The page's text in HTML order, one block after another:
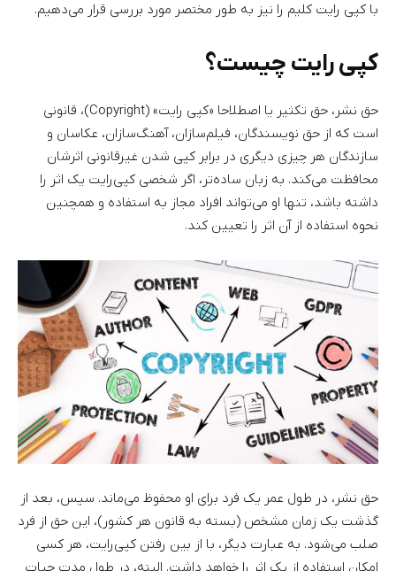
با کپی رایت کلیم را نیز به طور مختصر مورد بررسی قرار می‌دهیم.
کپی رایت چیست؟
حق نشر، حق تکثیر یا اصطلاحا «کپی رایت» (Copyright)، قانونی
است که از حق نویسندگان، فیلم‌سازان، آهنگ‌سازان، عکاسان و
سازندگان هر چیزی دیگری در برابر کپی شدن غیرقانونی اثرشان
محافظت می‌کند. به زبان ساده‌تر، اگر شخصی کپی‌رایت یک اثر را
داشته باشد، تنها او می‌تواند افراد مجاز به استفاده و همچنین
نحوه استفاده از آن اثر را تعیین کند.
حق نشر، در طول عمر یک فرد برای او محفوظ می‌ماند. سپس، بعد از
گذشت یک زمان مشخص (بسته به قانون هر کشور)، این حق از فرد
صلب می‌شود. به عبارت دیگر، با از بین رفتن کپی‌رایت، هر کسی